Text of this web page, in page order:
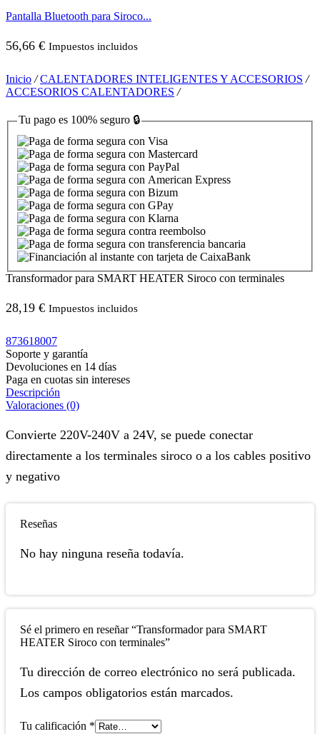
Pantalla Bluetooth para Siroco...
56,66 € Impuestos incluidos
Inicio / CALENTADORES INTELIGENTES Y ACCESORIOS /
ACCESORIOS CALENTADORES /
Tu pago es 100% seguro 🔒
Transformador para SMART HEATER Siroco con terminales
28,19 € Impuestos incluidos
873618007
Soporte y garantía
Devoluciones en 14 días
Paga en cuotas sin intereses
Descripción
Valoraciones (0)
Convierte 220V-240V a 24V, se puede conectar
directamente a los terminales siroco o a los cables positivo
y negativo
Reseñas
No hay ninguna reseña todavía.
Sé el primero en reseñar “Transformador para SMART
HEATER Siroco con terminales”
Tu dirección de correo electrónico no será publicada.
Los campos obligatorios están marcados.
Tu calificación *